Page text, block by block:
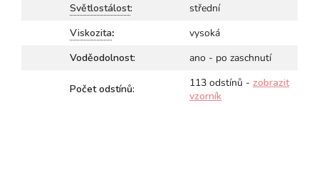
Světlostálost:
střední
Viskozita:
vysoká
Voděodolnost:
ano - po zaschnutí
Počet odstínů: 113 odstínů - zobrazit
vzorník